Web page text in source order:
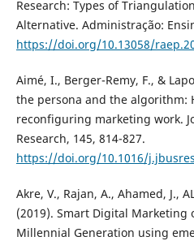
Research: Types of
Alternative. Administração:
https://doi.org/10.13058/
Aimé, I., Berger-Remy, F., &
the persona and the algorithm:
reconfiguring marketing work.
Research, 145, 814-827.
https://doi.org/10.1016/
Akre, V., Rajan, A., Ahamed, J.,
(2019). Smart Digital Marketing
Millennial Generation using